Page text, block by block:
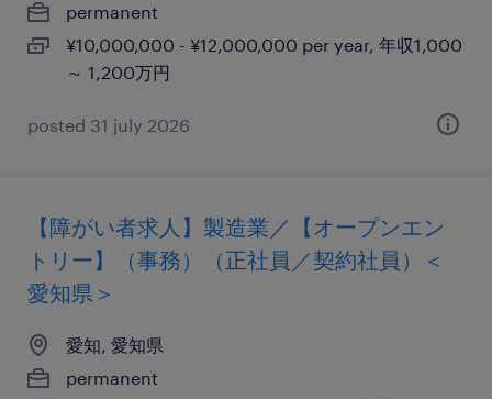
permanent
¥10,000,000 - ¥12,000,000 per year, 年収1,000
～ 1,200万円
posted 31 july 2026
【障がい者求人】製造業／【オープンエン
トリー】（事務）（正社員／契約社員）＜
愛知県＞
愛知, 愛知県
permanent